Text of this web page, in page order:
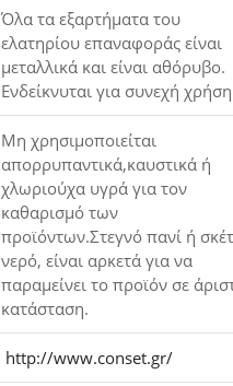
Όλα τα εξαρτήματα του
ελατηρίου επαναφοράς είναι
μεταλλικά και είναι αθόρυβο.
Ενδείκνυται για συνεχή
Μη χρησιμοποιείται
απορρυπαντικά,καυστικά ή
χλωριούχα υγρά για τον
καθαρισμό των
προϊόντων.Στεγνό πανί ή
νερό, είναι αρκετά για να
παραμείνει το προϊόν σε
κατάσταση.
http://www.conset.gr/